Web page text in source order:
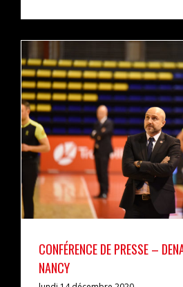
Conférence de Presse –
actualités pro
CONFÉRENCE DE PRESSE –
NANCY